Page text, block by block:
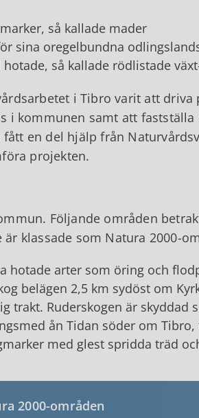
så kallade mader
sina oregelbundna
så kallade rödlistade
i Tibro varit att driva
i kommunen samt att fastställa
en del hjälp från
projekten.
Följande områden
klassade som Natura 2000-
hotade arter som öring och
belägen 2,5 km sydöst om
trakt. Ruderskogen är skyddad
ån Tidan söder om
med glest spridda träd
2000-områden